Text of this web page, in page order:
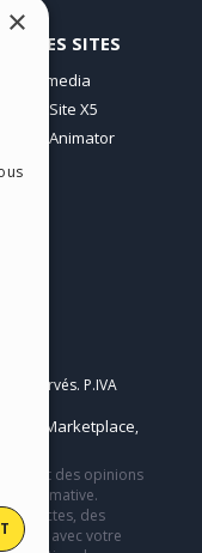
AUTRES SITES
Incomedia
WebSite X5
WebAnimator
réservés. P.IVA
/ Marketplace,
et des opinions
informative.
des actes, des
avec votre
×